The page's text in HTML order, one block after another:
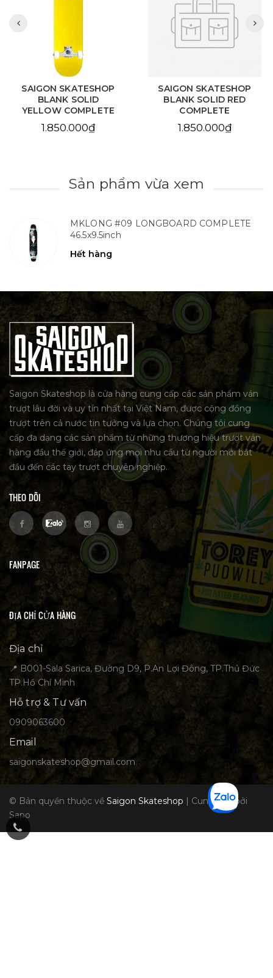
SAIGON SKATESHOP
BLANK SOLID
YELLOW COMPLETE
1.850.000₫
SAIGON SKATESHOP
BLANK SOLID RED
COMPLETE
1.850.000₫
Sản phẩm vừa xem
MKLONG #09 LONGBOARD COMPLETE
46.5x9.5inch
Hết hàng
Saigon Skateshop là cửa hàng cung cấp các sản phẩm ván
trượt lâu đời và uy tín nhất tại Việt Nam, được cộng đồng
trượt trên cả nước tin tưởng và lựa chọn. Chúng tôi cung
cấp đa dạng các sản phẩm từ những thương hiệu trượt ván
hàng đầu thế giới, đáp ứng mọi nhu cầu từ người mới bắt
đầu đến các tay trượt chuyên nghiệp.
THEO DÕI
FANPAGE
ĐỊA CHỈ CỬA HÀNG
Địa chỉ
📍 B001-Sala Sarica, Đường D9, P.An Lợi Đông, TP.Thủ Đức
TP.Hồ Chí Minh
Hỗ trợ & Tư vấn
0909063600
Email
saigonskateshop@gmail.com
© Bản quyền thuộc về Saigon Skateshop
Cung cấp bởi
Sapo